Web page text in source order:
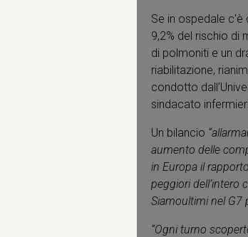
Se in ospedale c'è
9,2% del rischio di
di polmoniti e un
riabilitazione,
condotto
sindacato
Un bilancio
aumento delle
in Europa il
peggiori dell’intero
Siamoultimi nel G7
“Ogni turno